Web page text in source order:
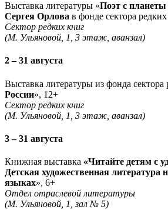
Выставка литературы «Поэт с
Сергея Орлова в фонде сектора
Сектор редких книг
(М. Ульяновой, 1, 3 этаж, аванзал)
2 – 31 августа
Выставка литературы из фонда сектора
России», 12+
Сектор редких книг
(М. Ульяновой, 1, 3 этаж, аванзал)
3 – 31 августа
Книжная выставка «Читайте детям с
Детская художественная литература
языках», 6+
Отдел отраслевой литературы
(М. Ульяновой, 1, зал № 5)